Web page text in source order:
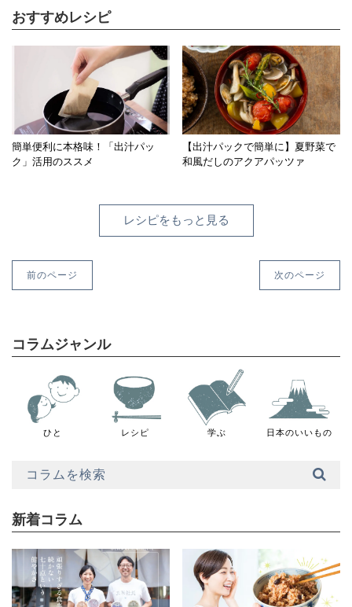
おすすめレシピ
簡単便利に本格味！「出汁パッ
ク」活用のススメ
【出汁パックで簡単に】夏野菜で
和風だしのアクアパッツァ
レシピをもっと見る
前のページ 次のページ
コラムジャンル
ひと レシピ 学ぶ 日本のいいもの
新着コラム